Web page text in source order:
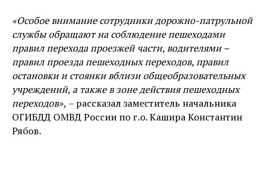
«Особое внимание сотрудники дорожно-патрульной
службы обращают на соблюдение пешеходами
правил перехода проезжей части, водителями –
правил проезда пешеходных переходов, правил
остановки и стоянки вблизи общеобразовательных
учреждений, а также в зоне действия пешеходных
переходов», – рассказал заместитель начальника
ОГИБДД ОМВД России по г.о. Кашира Константин
Рябов.